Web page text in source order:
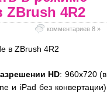
ZBrush 4R2
комментариев 8 »
HD: 960x720 (в
и iPad без конвертации)